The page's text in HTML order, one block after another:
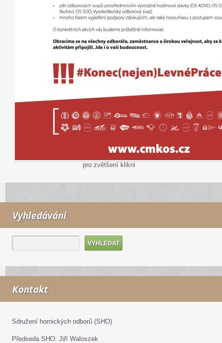
pro zvětšení klikni
Vyhledávání
Kontakt
Sdružení hornických odborů (SHO)
Předseda SHO: Jiří Waloszek